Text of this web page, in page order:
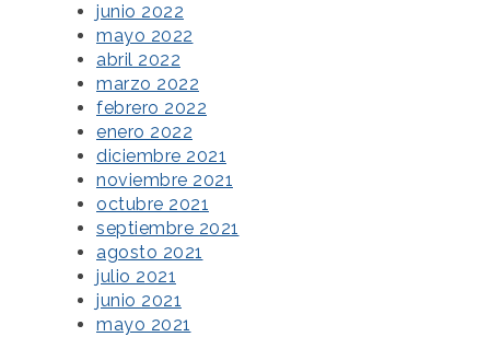
junio 2022
mayo 2022
abril 2022
marzo 2022
febrero 2022
enero 2022
diciembre 2021
noviembre 2021
octubre 2021
septiembre 2021
agosto 2021
julio 2021
junio 2021
mayo 2021